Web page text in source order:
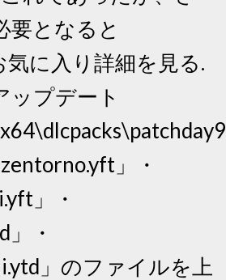
要となると
気に入り詳細を見る.
プデート
」・
」・
」・
」のファイルを上